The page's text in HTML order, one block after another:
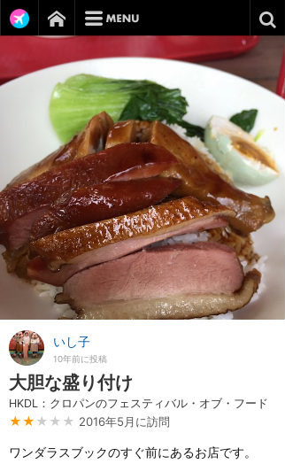
いし子
10年前に投稿
大胆な盛り付け
HKDL：クロパンのフェスティバル・オブ・フード
★★ ★★★ 2016年5月に訪問
ワンダラスブックのすぐ前にあるお店です。